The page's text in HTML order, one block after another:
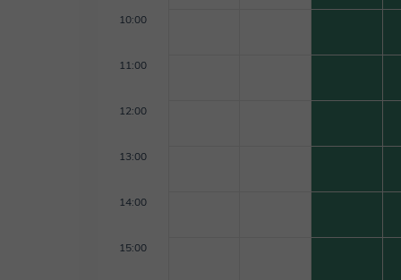
10:00
11:00
12:00
13:00
14:00
15:00